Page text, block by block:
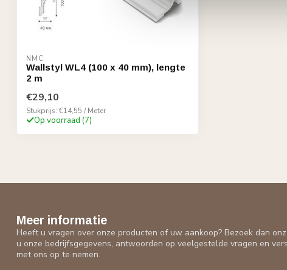
NMC
Wallstyl WL4 (100 x 40 mm), lengte
2 m
€29,10
Stukprijs: €14,55 / Meter
Op voorraad (7)
Meer informatie
Heeft u vragen over onze producten of uw aankoop? Bezoek dan
u onze bedrijfsgegevens, antwoorden op veelgestelde vragen en
met ons op te nemen.